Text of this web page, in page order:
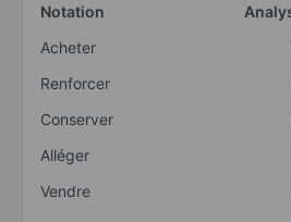
Notation
Acheter
Renforcer
Conserver
Alléger
Vendre